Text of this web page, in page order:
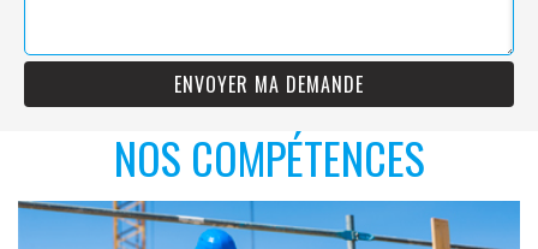
NOS COMPÉTENCES